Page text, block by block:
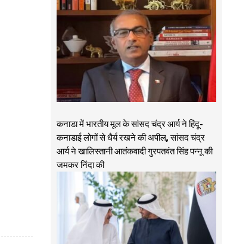
कनाडा में भारतीय मूल के सांसद चंद्र आर्य ने हिंदू-
कनाडाई लोगों से धैर्य रखने की अपील, सांसद चंद्र
आर्य ने खालिस्तानी आतंकवादी गुरपतवंत सिंह पन्नू की
जमकर निंदा की